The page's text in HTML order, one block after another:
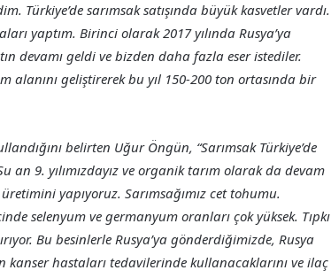
Türkiye’de sarımsak satışında büyük kasvetler vardı.
yaptım. Birinci olarak 2017 yılında Rusya’ya
devamı geldi ve bizden daha fazla eser istediler.
geliştirerek bu yıl 150-200 ton ortasında bir
belirten Uğur Öngün, “Sarımsak Türkiye’de
an 9. yılımızdayız ve organik tarım olarak da devam
yapıyoruz. Sarımsağımız cet tohumu.
selenyum ve germanyum oranları çok yüksek. Tıpkı
Bu besinlerle Rusya’ya gönderdiğimizde, Rusya
hastaları tedavilerinde kullanacaklarını ve ilaç